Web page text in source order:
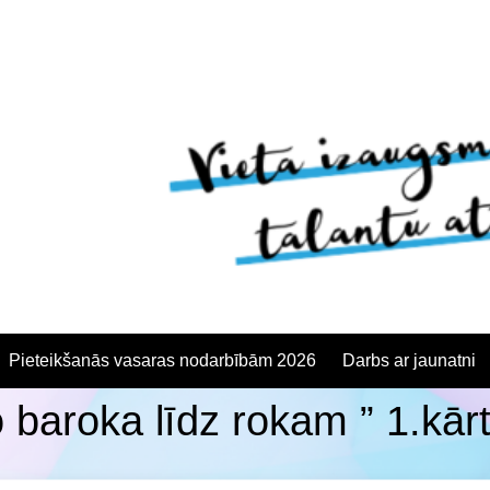
Pieteikšanās vasaras nodarbībām 2026 Darbs ar jaunatni
baroka līdz rokam ”